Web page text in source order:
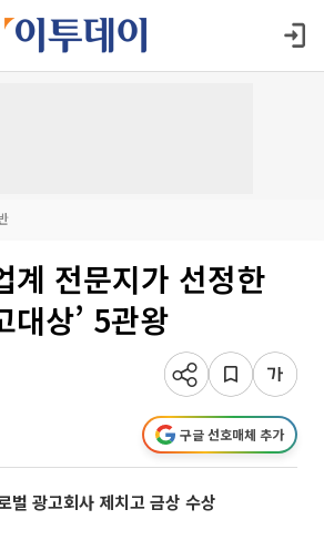
계 전문지가 선정한
대상’ 5관왕
구글 선호매체 추가
벌 광고회사 제치고 금상 수상